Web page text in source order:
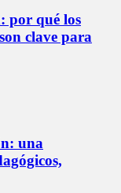
por qué los
clave para
una